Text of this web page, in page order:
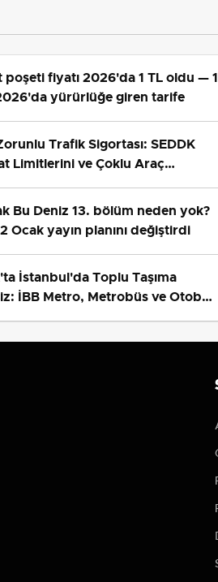
poşeti fiyatı 2026'da 1 TL oldu — 1
yürürlüğe giren tarife
Trafik Sigortası: SEDDK
Limitlerini ve Çoklu Araç
Bu Deniz 13. bölüm neden yok?
Ocak yayın planını değiştirdi
İstanbul'da Toplu Taşıma
İBB Metro, Metrobüs ve Otobüs